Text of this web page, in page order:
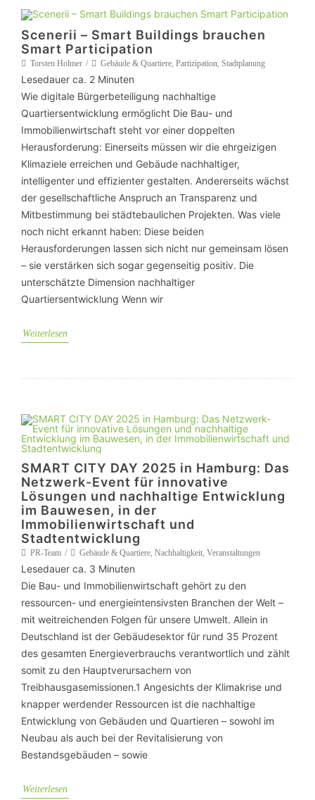
Scenerii – Smart Buildings brauchen
Smart Participation
Torsten Holmer Gebäude & Quartiere, Partizipation, Stadtplanung
Lesedauer ca. 2 Minuten
Wie digitale Bürgerbeteiligung nachhaltige
Quartiersentwicklung ermöglicht Die Bau- und
Immobilienwirtschaft steht vor einer doppelten
Herausforderung: Einerseits müssen wir die ehrgeizigen
Klimaziele erreichen und Gebäude nachhaltiger,
intelligenter und effizienter gestalten. Andererseits wächst
der gesellschaftliche Anspruch an Transparenz und
Mitbestimmung bei städtebaulichen Projekten. Was viele
noch nicht erkannt haben: Diese beiden
Herausforderungen lassen sich nicht nur gemeinsam lösen
– sie verstärken sich sogar gegenseitig positiv. Die
unterschätzte Dimension nachhaltiger
Quartiersentwicklung Wenn wir
Weiterlesen
SMART CITY DAY 2025 in Hamburg: Das
Netzwerk-Event für innovative
Lösungen und nachhaltige Entwicklung
im Bauwesen, in der
Immobilienwirtschaft und
Stadtentwicklung
PR-Team Gebäude & Quartiere, Nachhaltigkeit, Veranstaltungen
Lesedauer ca. 3 Minuten
Die Bau- und Immobilienwirtschaft gehört zu den
ressourcen- und energieintensivsten Branchen der Welt –
mit weitreichenden Folgen für unsere Umwelt. Allein in
Deutschland ist der Gebäudesektor für rund 35 Prozent
des gesamten Energieverbrauchs verantwortlich und zählt
somit zu den Hauptverursachern von
Treibhausgasemissionen.1 Angesichts der Klimakrise und
knapper werdender Ressourcen ist die nachhaltige
Entwicklung von Gebäuden und Quartieren – sowohl im
Neubau als auch bei der Revitalisierung von
Bestandsgebäuden – sowie
Weiterlesen